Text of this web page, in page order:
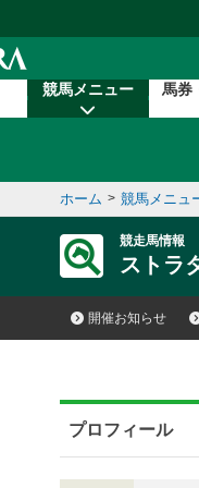
競馬メニュー 馬券
ホーム > 競馬メニュ
競走馬情報
ストラ
開催お知らせ
プロフィール